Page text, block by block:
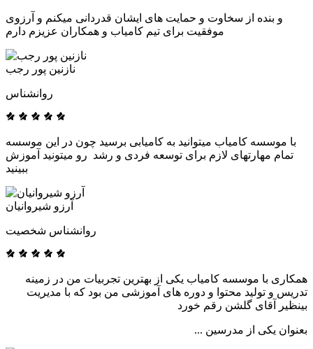
و بنده از سخاوت و حمایت های ایشان قدردانی میکنم و آرزوی
موفقیت برای تیم کامیاب و همکاران عزیزم دارم
نازنین پور رجب
روانشناس
با موسسه کامیاب میتوانید به کامیابی برسید چون در این موسسه
تمام مهارتهای لازم برای توسعه فردی و رشد رو میتونید آموزش
ببینید
آرزو شیروانیان
روانشناس شخصیت
همکاری با موسسه کامیاب یکی از بهترین تجربیات من در زمینه
تدریس و تولید محتوا و دوره های آموزشی من بود که با مدیریت
بینظیر آقای گلشن رقم خورد
بعنوان یکی از مدرسین ...